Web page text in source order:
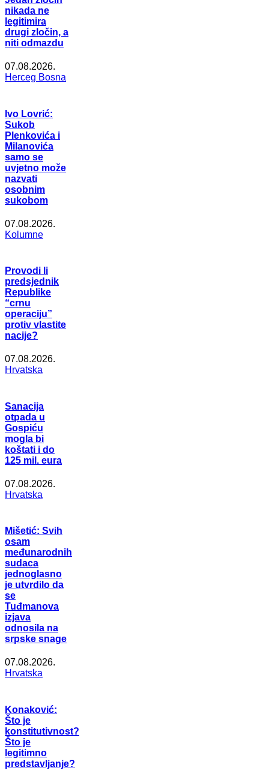
nikada ne
legitimira
drugi zločin, a
niti odmazdu
07.08.2026.
Herceg Bosna
Ivo Lovrić:
Sukob
Plenkovića i
Milanovića
samo se
uvjetno može
nazvati
osobnim
sukobom
07.08.2026.
Kolumne
Provodi li
predsjednik
Republike
“crnu
operaciju”
protiv vlastite
nacije?
07.08.2026.
Hrvatska
Sanacija
otpada u
Gospiću
mogla bi
koštati i do
125 mil. eura
07.08.2026.
Hrvatska
Mišetić: Svih
osam
međunarodnih
sudaca
jednoglasno
je utvrdilo da
se
Tuđmanova
izjava
odnosila na
srpske snage
07.08.2026.
Hrvatska
Konaković:
Što je
konstitutivnost?
Što je
legitimno
predstavljanje?